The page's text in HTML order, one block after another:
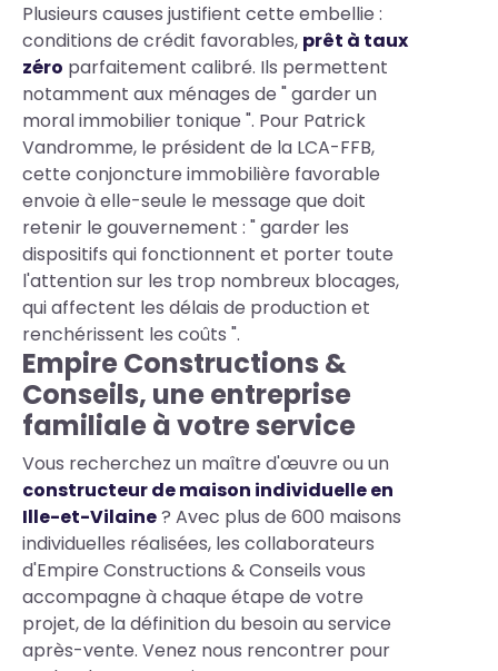
Plusieurs causes justifient cette embellie :
conditions de crédit favorables, prêt à taux
zéro parfaitement calibré. Ils permettent
notamment aux ménages de " garder un
moral immobilier tonique ". Pour Patrick
Vandromme, le président de la LCA-FFB,
cette conjoncture immobilière favorable
envoie à elle-seule le message que doit
retenir le gouvernement : " garder les
dispositifs qui fonctionnent et porter toute
l'attention sur les trop nombreux blocages,
qui affectent les délais de production et
renchérissent les coûts ".
Empire Constructions &
Conseils, une entreprise
familiale à votre service
Vous recherchez un maître d'œuvre ou un
constructeur de maison individuelle en
Ille-et-Vilaine? Avec plus de 600 maisons
individuelles réalisées, les collaborateurs
d'Empire Constructions & Conseils vous
accompagne à chaque étape de votre
projet, de la définition du besoin au service
après-vente. Venez nous rencontrer pour